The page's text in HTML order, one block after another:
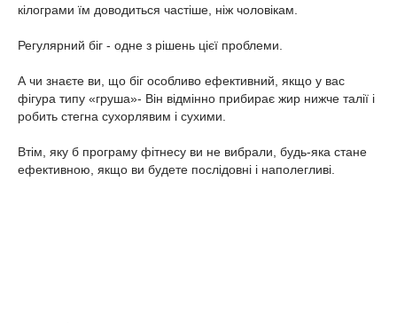
кілограми їм доводиться частіше, ніж чоловікам.
Регулярний біг - одне з рішень цієї проблеми.
А чи знаєте ви, що біг особливо ефективний, якщо у вас
фігура типу «груша»- Він відмінно прибирає жир нижче талії і
робить стегна сухорлявим і сухими.
Втім, яку б програму фітнесу ви не вибрали, будь-яка стане
ефективною, якщо ви будете послідовні і наполегливі.